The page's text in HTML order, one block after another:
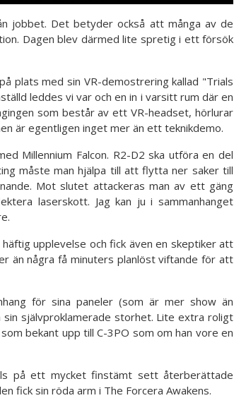
jobbet. Det betyder också att många av de
Dagen blev därmed lite spretig i ett försök
plats med sin VR-demostrering kallad "Trials
leddes vi var och en in i varsitt rum där en
som består av ett VR-headset, hörlurar
är egentligen inget mer än ett teknikdemo.
Millennium Falcon. R2-D2 ska utföra en del
måste man hjälpa till att flytta ner saker till
Mot slutet attackeras man av ett gäng
laserskott. Jag kan ju i sammanhanget
upplevelse och fick även en skeptiker att
än några få minuters planlöst viftande för att
för sina paneler (som är mer show än
självproklamerade storhet. Lite extra roligt
bekant upp till C-3PO som om han vore en
på ett mycket finstämt sett återberättade
fick sin röda arm i The Forcera Awakens.